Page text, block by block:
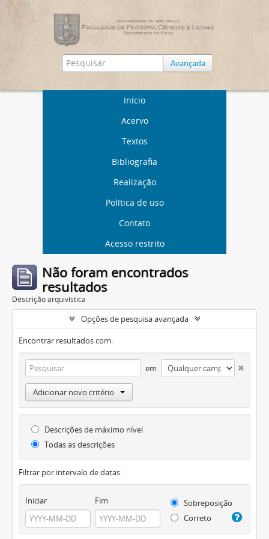
Avançada
Início
Acervo
Textos
Bibliografia
Realização
Política de uso
Contato
Acesso restrito
Não foram encontrados
resultados
Descrição arquivística
Opções de pesquisa avançada
Encontrar resultados com:
em
Adicionar novo critério
Descrições de máximo nível
Todas as descrições
Filtrar por intervalo de datas:
Iniciar Fim
Sobreposição
Correto